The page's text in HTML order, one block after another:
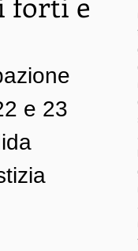
e 23